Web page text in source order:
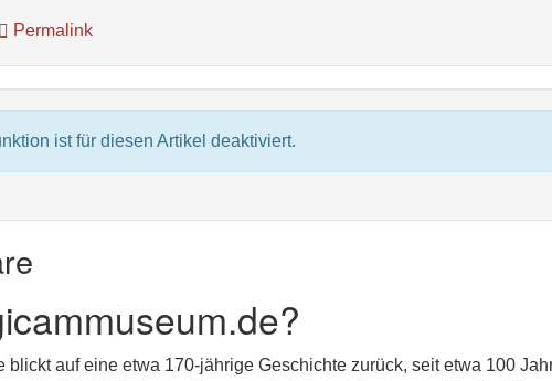
Permalink
ist für diesen Artikel deaktiviert.
blickt auf eine etwa 170-jährige Geschichte zurück, seit etwa 100